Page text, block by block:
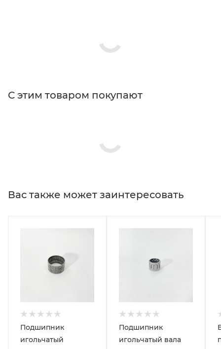
С этим товаром покупают
Вас также может заинтересовать
Подшипник
игольчатый
Подшипник
игольчатый вала